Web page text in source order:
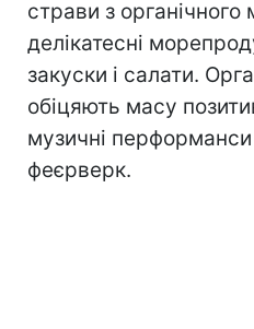
страви з
делікатесні
закуски і салати.
обіцяють масу
музичні
феєрверк.